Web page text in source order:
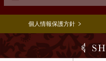
個人情報保護方針